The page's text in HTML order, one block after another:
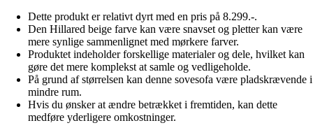
Dette produkt er relativt dyrt med en pris på 8.299.-.
Den Hillared beige farve kan være snavset og pletter kan være
mere synlige sammenlignet med mørkere farver.
Produktet indeholder forskellige materialer og dele, hvilket kan
gøre det mere komplekst at samle og vedligeholde.
På grund af størrelsen kan denne sovesofa være pladskrævende i
mindre rum.
Hvis du ønsker at ændre betrækket i fremtiden, kan dette
medføre yderligere omkostninger.